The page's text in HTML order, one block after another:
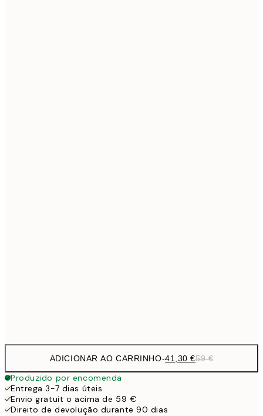
ADICIONAR AO CARRINHO-41,30 €59 €
Produzido por encomenda
Entrega 3-7 dias úteis
Envio gratuit o acima de 59 €
Direito de devolução durante 90 dias